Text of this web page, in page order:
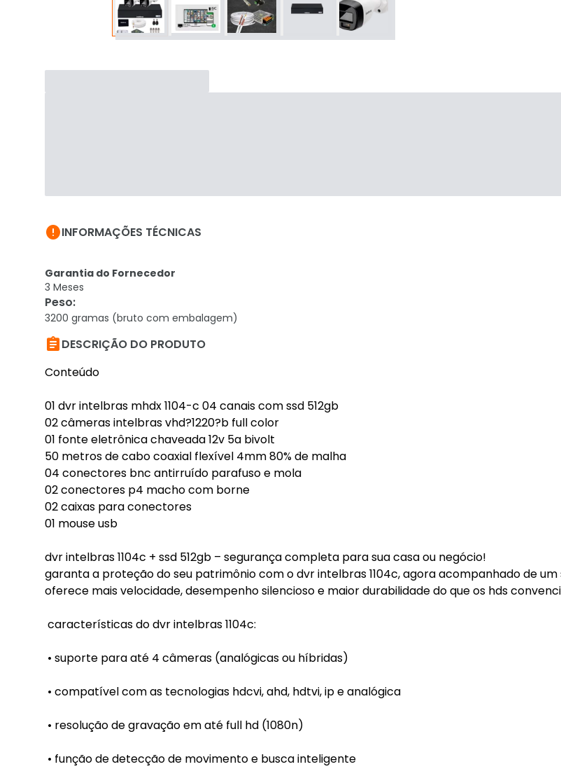
INFORMAÇÕES TÉCNICAS
Garantia do Fornecedor
3 Meses
Peso:
3200 gramas (bruto com embalagem)
DESCRIÇÃO DO PRODUTO
Conteúdo
01 dvr intelbras mhdx 1104-c 04 canais com ssd 512gb
02 câmeras intelbras vhd?1220?b full color
01 fonte eletrônica chaveada 12v 5a bivolt
50 metros de cabo coaxial flexível 4mm 80% de malha
04 conectores bnc antirruído parafuso e mola
02 conectores p4 macho com borne
02 caixas para conectores
01 mouse usb
dvr intelbras 1104c + ssd 512gb – segurança completa para sua casa ou negócio!
garanta a proteção do seu patrimônio com o dvr intelbras 1104c, agora acompanhado de um
oferece mais velocidade, desempenho silencioso e maior durabilidade do que os hds
características do dvr intelbras 1104c:
• suporte para até 4 câmeras (analógicas ou híbridas)
• compatível com as tecnologias hdcvi, ahd, hdtvi, ip e analógica
• resolução de gravação em até full hd (1080n)
• função de detecção de movimento e busca inteligente